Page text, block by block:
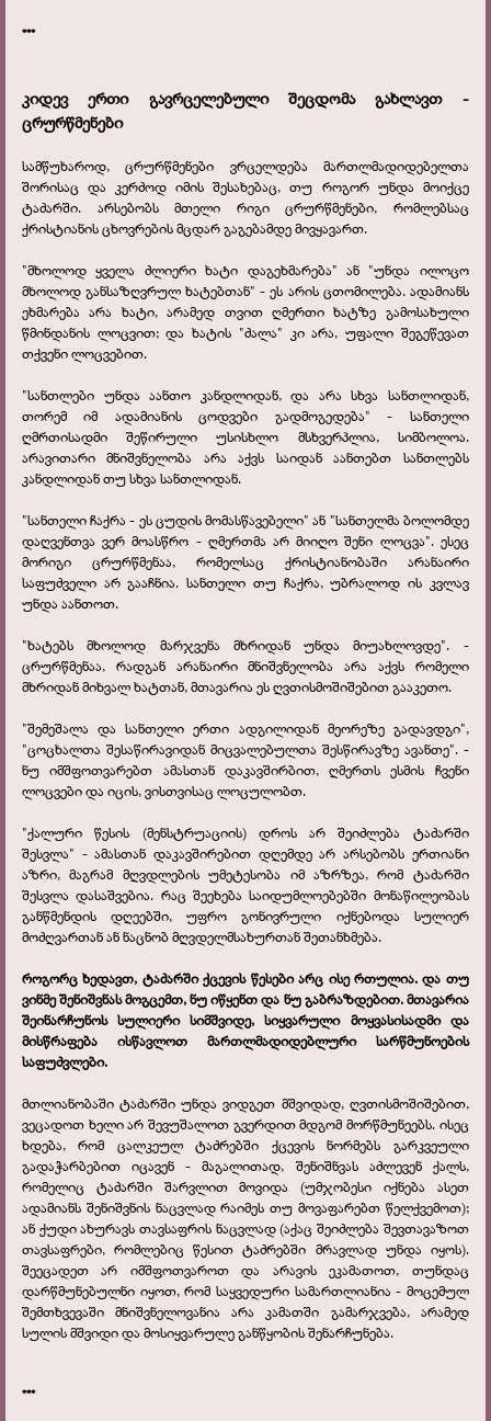
***
კიდევ ერთი გავრცელებული შეცდომა გახლავთ -
ცრურწმენები
სამწუხაროდ, ცრურწმენები ვრცელდება მართლმადიდებელთა
შორისაც და კერძოდ იმის შესახებაც, თუ როგორ უნდა მოიქცე
ტაძარში. არსებობს მთელი რიგი ცრურწმენები, რომლებსაც
ქრისტიანის ცხოვრების მცდარ გაგებამდე მივყავართ.
"მხოლოდ ყველა ძლიერი ხატი დაგეხმარება" ან "უნდა ილოცო
მხოლოდ განსაზღვრულ ხატებთან" - ეს არის ცთომილება. ადამიანს
ეხმარება არა ხატი, არამედ თვით ღმერთი ხატზე გამოსახული
წმინდანის ლოცვით; და ხატის "ძალა" კი არა, უფალი შეგეწევათ
თქვენი ლოცვებით.
"სანთლები უნდა აანთო კანდლიდან, და არა სხვა სანთლიდან,
თორემ იმ ადამიანის ცოდვები გადმოგედება" - სანთელი
ღმრთისადმი შეწირული უსისხლო მსხვერპლია, სიმბოლოა.
არავითარი მნიშვნელობა არა აქვს საიდან აანთებთ სანთლებს
კანდლიდან თუ სხვა სანთლიდან.
"სანთელი ჩაქრა - ეს ცუდის მომასწავებელი" ან "სანთელმა ბოლომდე
დაღვენთვა ვერ მოასწრო - ღმერთმა არ მიიღო შენი ლოცვა". ესეც
მორიგი ცრურწმენაა, რომელსაც ქრისტიანობაში არანაირი
საფუძველი არ გააჩნია. სანთელი თუ ჩაქრა, უბრალოდ ის კვლავ
უნდა აანთოთ.
"ხატებს მხოლოდ მარჯვენა მხრიდან უნდა მიუახლოვდე". -
ცრურწმენაა, რადგან არანაირი მნიშვნელობა არა აქვს რომელი
მხრიდან მიხვალ ხატთან, მთავარია ეს ღვთისმოშიშებით გააკეთო.
"შემეშალა და სანთელი ერთი ადგილიდან მეორეზე გადავდგი",
"ცოცხალთა შესაწირავიდან მიცვალებულთა შესწირავზე ავანთე". -
ნუ იმშფოთვარებთ ამასთან დაკავშირბით, ღმერთს ესმის ჩვენი
ლოცვები და იცის, ვისთვისაც ლოცულობთ.
"ქალური წესის (მენსტრუაციის) დროს არ შეიძლება ტაძარში
შესვლა" - ამასთან დაკავშირებით დღემდე არ არსებობს ერთიანი
აზრი, მაგრამ მღვდლების უმეტესობა იმ აზრზეა, რომ ტაძარში
შესვლა დასაშვებია. რაც შეეხება საიდუმლოებებში მონაწილეობას
განწმენდის დღეებში, უფრო გონივრული იქნებოდა სულიერ
მოძღვართან ან ნაცნობ მღვდელმსახურთან შეთანხმება.
როგორც ხედავთ, ტაძარში ქცევის წესები არც ისე რთულია. და თუ
ვინმე შენიშვნას მოგცემთ, ნუ იწყენთ და ნუ გაბრაზდებით. მთავარია
შეინარჩუნოს სულიერი სიმშვიდე, სიყვარული მოყვასისადმი და
მისწრაფება ისწავლოთ მართლმადიდებლური სარწმუნოების
საფუძვლები.
მთლიანობაში ტაძარში უნდა ვიდგეთ მშვიდად, ღვთისმოშიშებით,
ვეცადოთ ხელი არ შევუშალოთ გვერდით მდგომ მორწმუნეებს. ისეც
ხდება, რომ ცალკეულ ტაძრებში ქცევის ნორმებს გარკვეული
გადაჭარბებით იცავენ - მაგალითად, შენიშნვას აძლევენ ქალს,
რომელიც ტაძარში შარვლით მოვიდა (უმჯობესი იქნება ასეთ
ადამიანს შენიშვნის ნაცვლად რაიმეს თუ მოვაფარებთ წელქვემოთ);
ან ქუდი ახურავს თავსაფრის ნაცვლად (აქაც შეიძლება შევთავაზოთ
თავსაფრები, რომლებიც წესით ტაძრებში მრავლად უნდა იყოს).
შეეცადეთ არ იმშფოთვაროთ და არავის ეკამათოთ, თუნდაც
დარწმუნებულნი იყოთ, რომ საყვედური სამართლიანია - მოცემულ
შემთხვევაში მნიშვნელოვანია არა კამათში გამარჯვება, არამედ
სულის მშვიდი და მოსიყვარულე განწყობის შენარჩუნება.
***